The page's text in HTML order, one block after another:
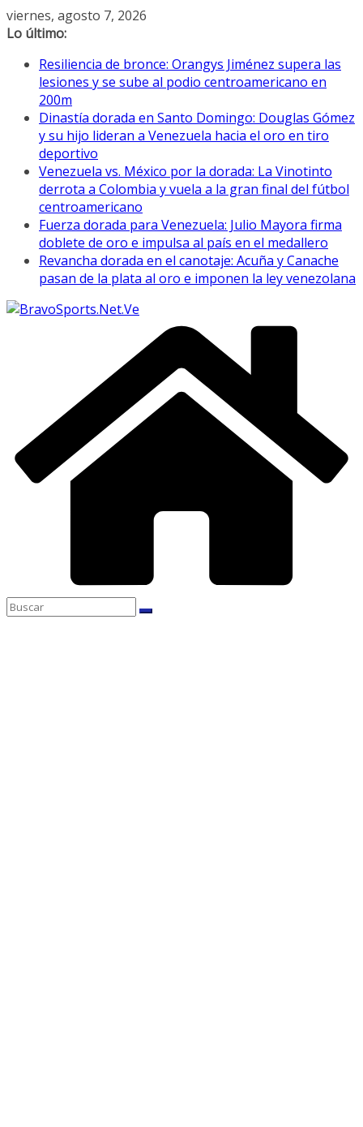
Saltar
al
viernes, agosto 7, 2026
Lo último:
Resiliencia de bronce: Orangys Jiménez supera las
lesiones y se sube al podio centroamericano en
200m
Dinastía dorada en Santo Domingo: Douglas Gómez
y su hijo lideran a Venezuela hacia el oro en tiro
deportivo
Venezuela vs. México por la dorada: La Vinotinto
derrota a Colombia y vuela a la gran final del fútbol
centroamericano
Fuerza dorada para Venezuela: Julio Mayora firma
doblete de oro e impulsa al país en el medallero
Revancha dorada en el canotaje: Acuña y Canache
pasan de la plata al oro e imponen la ley venezolana